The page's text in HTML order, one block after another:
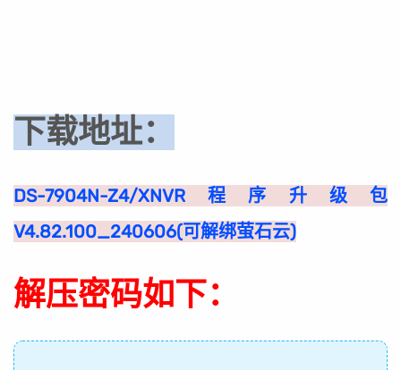
下载地址：
DS-7904N-Z4/XNVR程序升级包
V4.82.100_240606(可解绑萤石云)
解压密码如下：